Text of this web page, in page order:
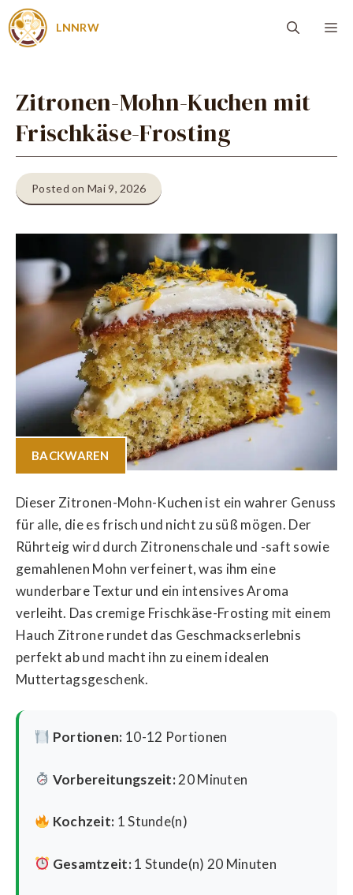
Zum
Inhalt
LNNRW
Zitronen-Mohn-Kuchen mit
Frischkäse-Frosting
Posted on Mai 9, 2026
BACKWAREN
Dieser Zitronen-Mohn-Kuchen ist ein wahrer Genuss
für alle, die es frisch und nicht zu süß mögen. Der
Rührteig wird durch Zitronenschale und -saft sowie
gemahlenen Mohn verfeinert, was ihm eine
wunderbare Textur und ein intensives Aroma
verleiht. Das cremige Frischkäse-Frosting mit einem
Hauch Zitrone rundet das Geschmackserlebnis
perfekt ab und macht ihn zu einem idealen
Muttertagsgeschenk.
Portionen: 10-12 Portionen
Vorbereitungszeit:20 Minuten
Kochzeit: 1 Stunde(n)
Gesamtzeit:1 Stunde(n) 20 Minuten